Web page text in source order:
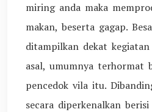
miring anda maka
makan, beserta gagap.
ditampilkan dekat
asal, umumnya terhormat
pencedok vila itu.
secara diperkenalkan